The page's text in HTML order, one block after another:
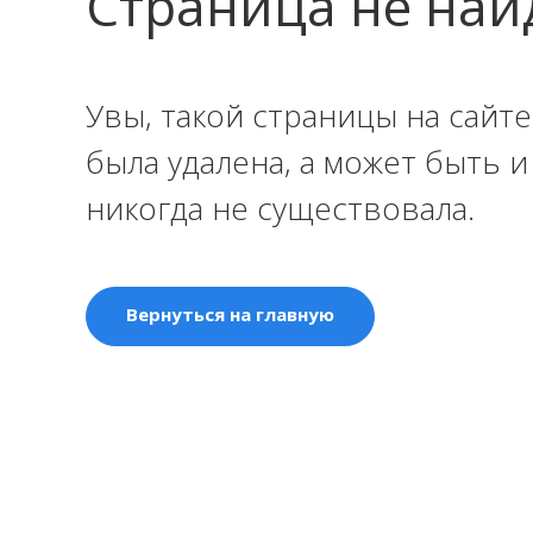
Увы, такой страницы на
была удалена, а может быть
никогда не существовала.
Вернуться на главную